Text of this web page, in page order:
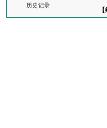
历史记录